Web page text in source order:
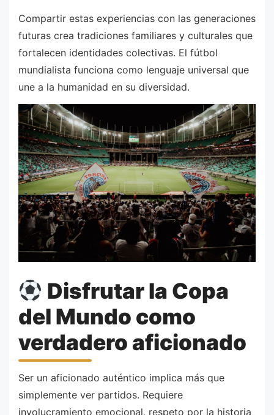
Compartir estas experiencias con las generaciones
futuras crea tradiciones familiares y culturales que
fortalecen identidades colectivas. El fútbol
mundialista funciona como lenguaje universal que
une a la humanidad en su diversidad.
Disfrutar la Copa
del Mundo como
verdadero aficionado
Ser un aficionado auténtico implica más que
simplemente ver partidos. Requiere
involucramiento emocional, respeto por la historia